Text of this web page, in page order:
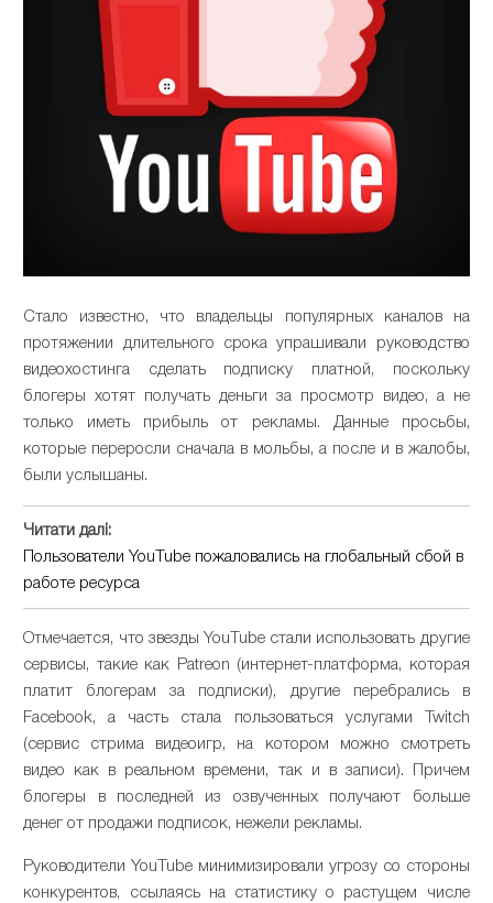
Стало известно, что владельцы популярных каналов на
протяжении длительного срока упрашивали руководство
видеохостинга сделать подписку платной, поскольку
блогеры хотят получать деньги за просмотр видео, а не
только иметь прибыль от рекламы. Данные просьбы,
которые переросли сначала в мольбы, а после и в жалобы,
были услышаны.
Читати далі:
Пользователи YouTube пожаловались на глобальный сбой в
работе ресурса
Отмечается, что звезды YouTube стали использовать другие
сервисы, такие как Patreon (интернет-платформа, которая
платит блогерам за подписки), другие перебрались в
Facebook, а часть стала пользоваться услугами Twitch
(сервис стрима видеоигр, на котором можно смотреть
видео как в реальном времени, так и в записи). Причем
блогеры в последней из озвученных получают больше
денег от продажи подписок, нежели рекламы.
Руководители YouTube минимизировали угрозу со стороны
конкурентов, ссылаясь на статистику о растущем числе